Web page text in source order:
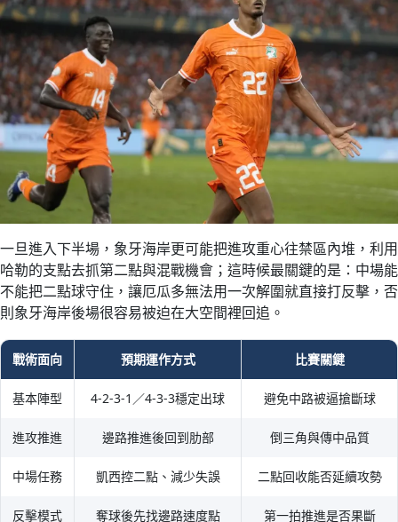
一旦進入下半場，象牙海岸更可能把進攻重心往禁區內堆，利用
哈勒的支點去抓第二點與混戰機會；這時候最關鍵的是：中場能
不能把二點球守住，讓厄瓜多無法用一次解圍就直接打反擊，否
則象牙海岸後場很容易被迫在大空間裡回追。
戰術面向 預期運作方式 比賽關鍵
基本陣型 4-2-3-1／4-3-3穩定出球 避免中路被逼搶斷球
進攻推進 邊路推進後回到肋部 倒三角與傳中品質
中場任務 凱西控二點、減少失誤 二點回收能否延續攻勢
反擊模式 奪球後先找邊路速度點 第一拍推進是否果斷